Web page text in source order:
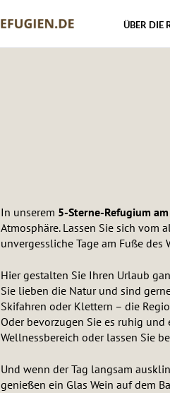
ÜBER DIE
In unserem 5-Sterne-Refugium
Atmosphäre. Lassen Sie sich vom
unvergessliche Tage am Fuße des
Hier gestalten Sie Ihren Urlaub
Sie lieben die Natur und sind
Skifahren oder Klettern – die
Oder bevorzugen Sie es ruhig
Wellnessbereich oder lassen Sie
Und wenn der Tag langsam
genießen ein Glas Wein auf dem